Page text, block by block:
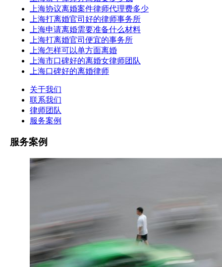
上海协议离婚案件律师代理费多少
上海打离婚官司好的律师事务所
上海申请离婚需要准备什么材料
上海打离婚官司便宜的事务所
上海怎样可以单方面离婚
上海市口碑好的离婚女律师团队
上海口碑好的离婚律师
关于我们
联系我们
律师团队
服务案例
服务案例